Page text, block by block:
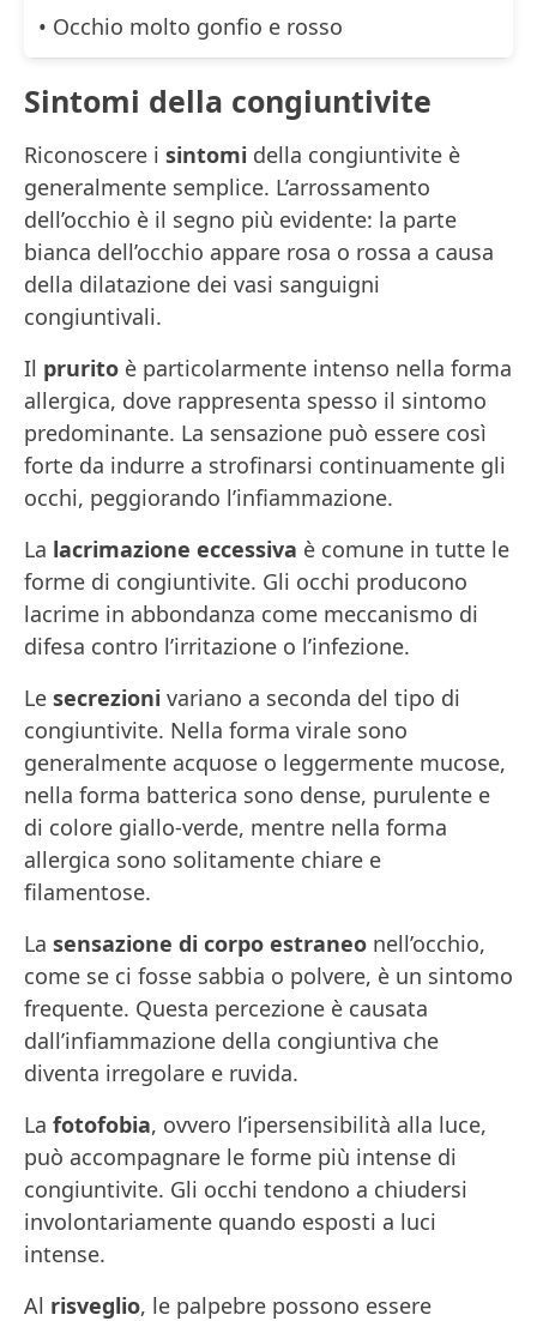
• Occhio molto gonfio e rosso
Sintomi della congiuntivite
Riconoscere i sintomi della congiuntivite è
generalmente semplice. L’arrossamento
dell’occhio è il segno più evidente: la parte
bianca dell’occhio appare rosa o rossa a causa
della dilatazione dei vasi sanguigni
congiuntivali.
Il prurito è particolarmente intenso nella forma
allergica, dove rappresenta spesso il sintomo
predominante. La sensazione può essere così
forte da indurre a strofinarsi continuamente gli
occhi, peggiorando l’infiammazione.
La lacrimazione eccessiva è comune in tutte le
forme di congiuntivite. Gli occhi producono
lacrime in abbondanza come meccanismo di
difesa contro l’irritazione o l’infezione.
Le secrezioni variano a seconda del tipo di
congiuntivite. Nella forma virale sono
generalmente acquose o leggermente mucose,
nella forma batterica sono dense, purulente e
di colore giallo-verde, mentre nella forma
allergica sono solitamente chiare e
filamentose.
La sensazione di corpo estraneo nell’occhio,
come se ci fosse sabbia o polvere, è un sintomo
frequente. Questa percezione è causata
dall’infiammazione della congiuntiva che
diventa irregolare e ruvida.
La fotofobia, ovvero l’ipersensibilità alla luce,
può accompagnare le forme più intense di
congiuntivite. Gli occhi tendono a chiudersi
involontariamente quando esposti a luci
intense.
Al risveglio, le palpebre possono essere